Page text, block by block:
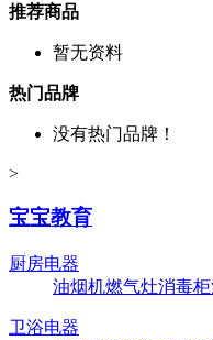
推荐商品
暂无资料
热门品牌
没有热门品牌！
>
宝宝教育
厨房电器
油烟机燃气灶消毒柜
卫浴电器